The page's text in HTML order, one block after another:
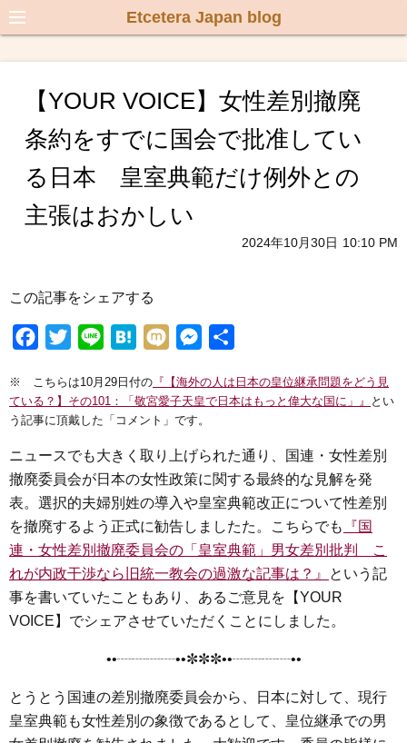
Etcetera Japan blog
【YOUR VOICE】女性差別撤廃
条約をすでに国会で批准してい
る日本 皇室典範だけ例外との
主張はおかしい
2024年10月30日 10:10 PM
この記事をシェアする
c
e
o
k
i
t
e
r
n
e
H
t
e
a
M
x
s
n
g
e
r
※ こちらは10月29日付の 『【海外の人は日本の皇位継承問題をどう見
ている？】その101：「敬宮愛子天皇で日本はもっと偉大な国に」』
とい
う記事に頂戴した「コメント」です。
ニュースでも大きく取り上げられた通り、国連・女性差別
撤廃委員会が日本の女性政策に関する最終的な見解を発
表。選択的夫婦別姓の導入や皇室典範改正について性差別
を撤廃するよう正式に勧告しましたた。こちらでも
『国
連・女性差別撤廃委員会の「皇室典範」男女差別批判 こ
れが内政干渉なら旧統一教会の過激な記事は？』
という記
事を書いていたこともあり、あるご意見を【YOUR
VOICE】でシェアさせていただくことにしました。
••┈┈┈┈••✼✼✼••┈┈┈┈••
とうとう国連の差別撤廃委員会から、日本に対して、現行
皇室典範も女性差別の象徴であるとして、皇位継承での男